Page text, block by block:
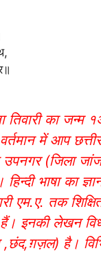
तिवारी का जन्म
में आप
उपनगर (जिला
भाषा का
एम.ए. तक
हैं। इनकी लेखन
,छंद,ग़ज़ल) है।